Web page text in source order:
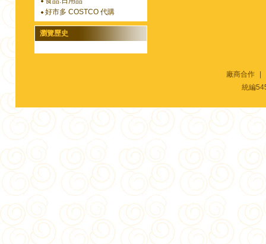
好市多 COSTCO 代購
瀏覽歷史
廠商合作
統編